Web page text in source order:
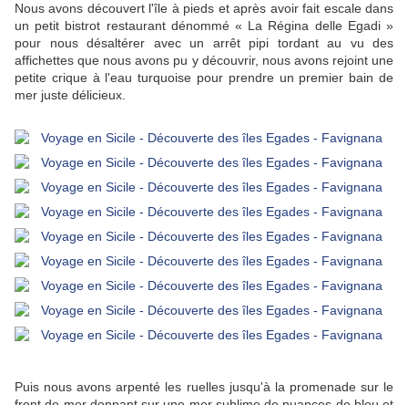
Nous avons découvert l'île à pieds et après avoir fait escale dans
un petit bistrot restaurant dénommé « La Régina delle Egadi »
pour nous désaltérer avec un arrêt pipi tordant au vu des
affichettes que nous avons pu y découvrir, nous avons rejoint une
petite crique à l'eau turquoise pour prendre un premier bain de
mer juste délicieux.
Puis nous avons arpenté les ruelles jusqu'à la promenade sur le